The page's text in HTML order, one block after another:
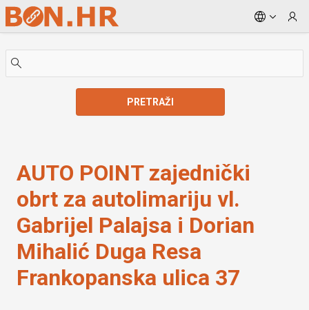
Skip to Main Content
PRETRAŽI
AUTO POINT zajednički
obrt za autolimariju vl.
Gabrijel Palajsa i Dorian
Mihalić Duga Resa
Frankopanska ulica 37